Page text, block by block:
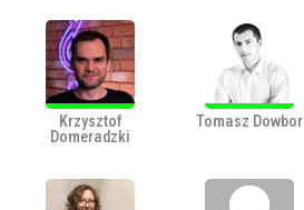
Krzysztof
Domeradzki
Tomasz Dowbor